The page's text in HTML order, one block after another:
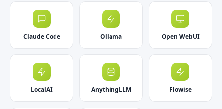
Claude Code Ollama Open WebUI
LocalAI AnythingLLM Flowise